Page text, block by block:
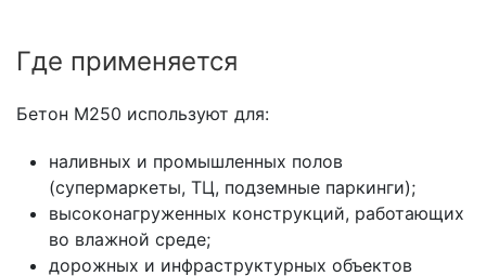
Где применяется
Бетон М250 используют для:
наливных и промышленных полов
(супермаркеты, ТЦ, подземные паркинги);
высоконагруженных конструкций, работающих
во влажной среде;
дорожных и инфраструктурных объектов